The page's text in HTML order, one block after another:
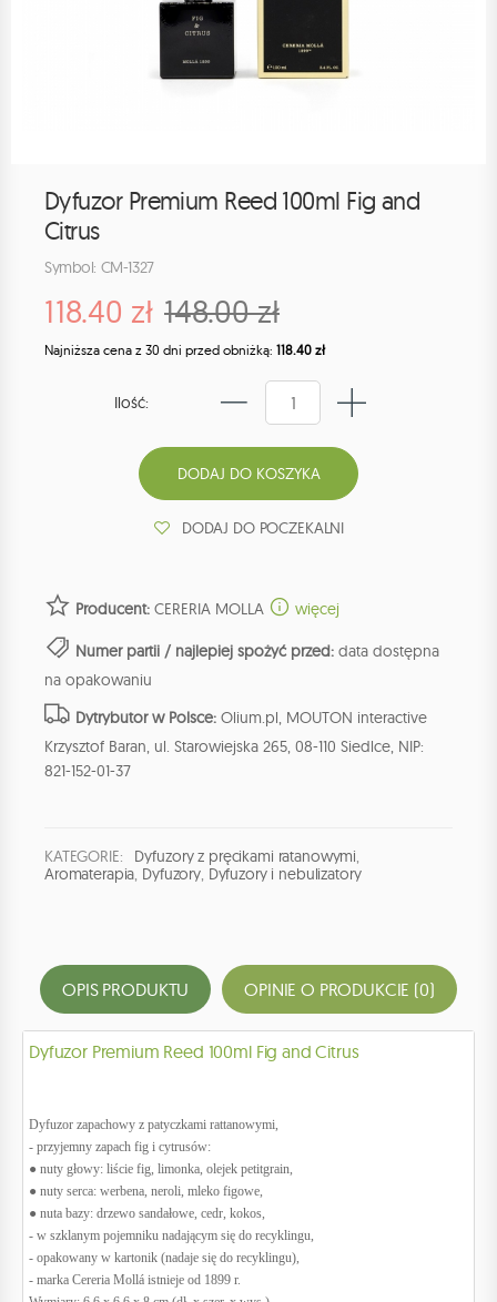
Dyfuzor Premium Reed 100ml Fig and
Citrus
Symbol: CM-1327
118.40 zł 148.00 zł
Najniższa cena z 30 dni przed obniżką: 118.40 zł
Ilość:
DODAJ DO POCZEKALNI
Producent: CERERIA MOLLA więcej
Numer partii / najlepiej spożyć przed: data dostępna
na opakowaniu
Dytrybutor w Polsce: Olium.pl, MOUTON interactive
Krzysztof Baran, ul. Starowiejska 265, 08-110 Siedlce, NIP:
821-152-01-37
KATEGORIE: Dyfuzory z pręcikami ratanowymi,
Aromaterapia, Dyfuzory, Dyfuzory i nebulizatory
OPIS PRODUKTU OPINIE O PRODUKCIE (0)
Dyfuzor Premium Reed 100ml Fig and Citrus
Dyfuzor zapachowy z patyczkami rattanowymi,
- przyjemny zapach fig i cytrusów:
● nuty głowy: liście fig, limonka, olejek petitgrain,
● nuty serca: werbena, neroli, mleko figowe,
● nuta bazy: drzewo sandałowe, cedr, kokos,
- w szklanym pojemniku nadającym się do recyklingu,
- opakowany w kartonik (nadaje się do recyklingu),
- marka Cereria Mollá istnieje od 1899 r.